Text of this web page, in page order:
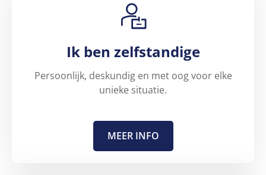
Ik ben zelfstandige
Persoonlijk, deskundig en met oog voor elke
unieke situatie.
MEER INFO